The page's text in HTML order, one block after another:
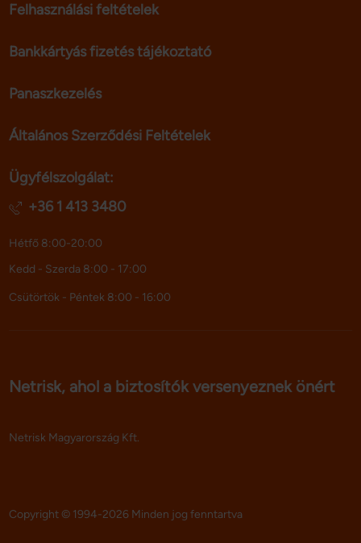
Felhasználási feltételek
Bankkártyás fizetés tájékoztató
Panaszkezelés
Általános Szerződési Feltételek
Ügyfélszolgálat:
+36 1 413 3480
Hétfő 8:00-20:00
Kedd - Szerda 8:00 - 17:00
Csütörtök - Péntek 8:00 - 16:00
Netrisk, ahol a biztosítók versenyeznek önért
Netrisk Magyarország Kft.
Copyright © 1994-2026 Minden jog fenntartva